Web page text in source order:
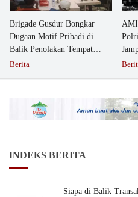
Brigade Gusdur Bongkar
Dugaan Motif Pribadi di
Balik Penolakan Tempat
Ibadah GKJW Bangil
Berita
INDEKS BERITA
Siapa di Balik